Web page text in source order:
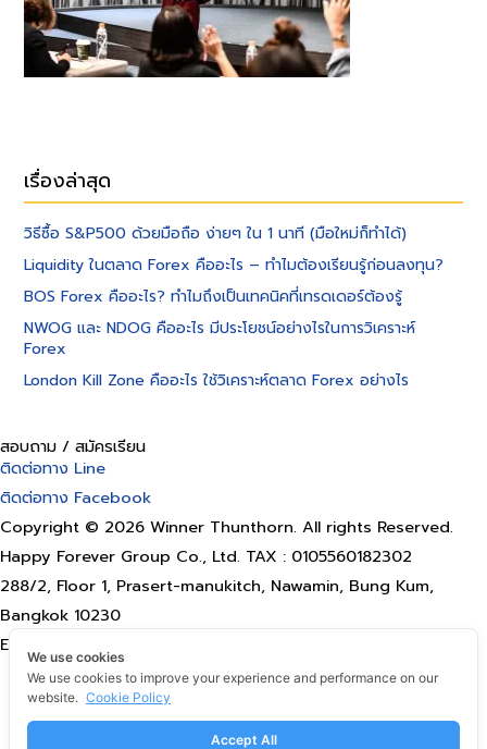
เรื่องล่าสุด
วิธีซื้อ S&P500 ด้วยมือถือ ง่ายๆ ใน 1 นาที (มือใหม่ก็ทำได้)
Liquidity ในตลาด Forex คืออะไร – ทำไมต้องเรียนรู้ก่อนลงทุน?
BOS Forex คืออะไร? ทำไมถึงเป็นเทคนิคที่เทรดเดอร์ต้องรู้
NWOG และ NDOG คืออะไร มีประโยชน์อย่างไรในการวิเคราะห์
Forex
London Kill Zone คืออะไร ใช้วิเคราะห์ตลาด Forex อย่างไร
สอบถาม / สมัครเรียน
ติดต่อทาง Line
ติดต่อทาง Facebook
Copyright © 2026 Winner Thunthorn. All rights Reserved.
Happy Forever Group Co., Ltd. TAX : 0105560182302
288/2, Floor 1, Prasert-manukitch, Nawamin, Bung Kum,
Bangkok 10230
Email: happyforevergroup@gmail.com
Terms of use
Privacy Policy
We use cookies
We use cookies to improve your experience and performance on our
website. Cookie Policy
Accept All